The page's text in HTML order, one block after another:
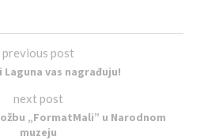
previous post
Laguna vas nagrađuju!
next post
„FormatMali” u Narodnom
muzeju